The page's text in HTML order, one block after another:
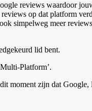
reviews waardoor
op dat platform
simpelweg meer
lid bent.
Platform’.
moment zijn dat